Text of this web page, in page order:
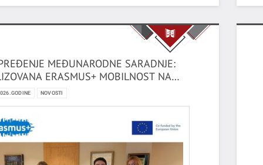
MEĐUNARODNE SARADNJE:
ERASMUS+ MOBILNOST NA
NAVIGATION UNIVERSITY U GRUZIJI
NOVOSTI